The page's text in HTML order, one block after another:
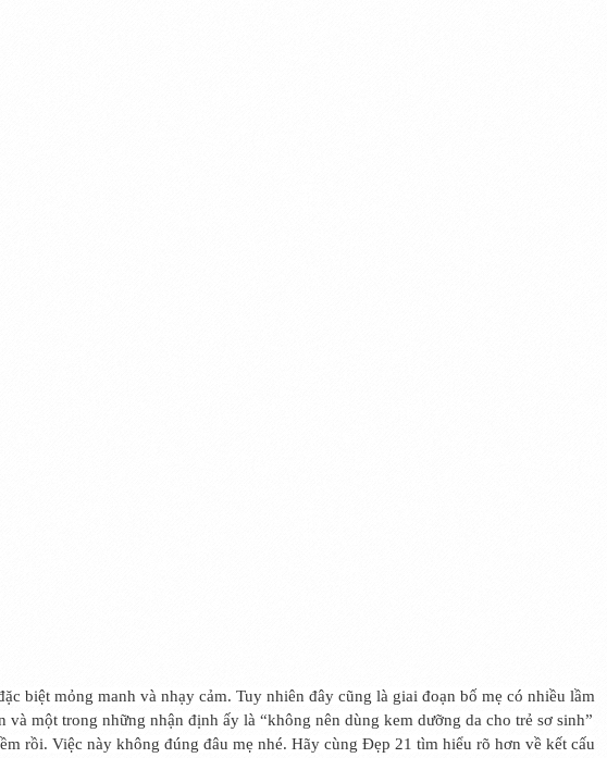
biệt mỏng manh và nhạy cảm. Tuy nhiên đây cũng là giai đoạn bố mẹ có nhiều lầm
và một trong những nhận định ấy là “không nên dùng kem dưỡng da cho trẻ sơ sinh”
rồi. Việc này không đúng đâu mẹ nhé. Hãy cùng Đẹp 21 tìm hiểu rõ hơn về kết cấu